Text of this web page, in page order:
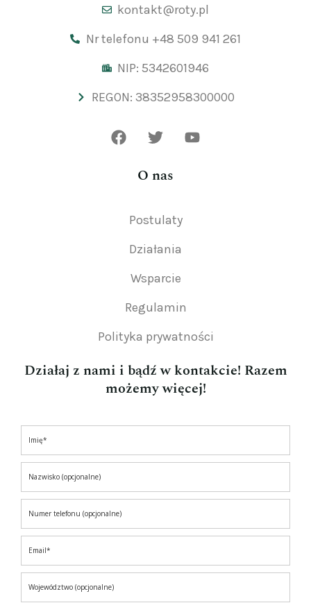
kontakt@roty.pl
Nr telefonu +48 509 941 261
NIP: 5342601946
REGON: 38352958300000
O nas
Postulaty
Działania
Wsparcie
Regulamin
Polityka prywatności
Działaj z nami i bądź w kontakcie! Razem
możemy więcej!